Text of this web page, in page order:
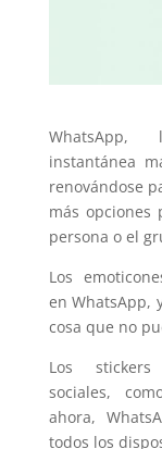
instantánea
renovándose
más opciones
persona o el
Los
en WhatsApp,
cosa que no
Los
sociales,
ahora,
todos los